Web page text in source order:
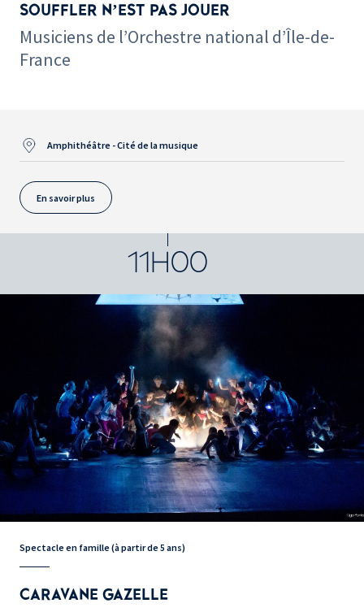
SOUFFLER N’EST PAS JOUER
Musiciens de l’Orchestre national d’Île-de-
France
Amphithéâtre - Cité de la musique
En savoir plus
11H00
Spectacle en famille (à partir de 5 ans)
CARAVANE GAZELLE